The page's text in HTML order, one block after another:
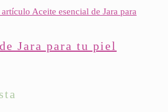
Jara para tu piel